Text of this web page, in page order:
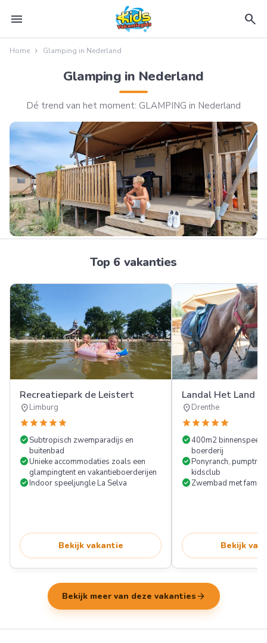
menu search
Home Glamping in Nederland
Glamping in Nederland
Dé trend van het moment: GLAMPING in Nederland
Top 6 vakanties
Recreatiepark de Leistert
location_onLimburg
starstarstarstarstar
check_circleSubtropisch zwemparadijs en
buitenbad
check_circleUnieke accommodaties zoals een
glampingtent en vakantieboerderijen
check_circleIndoor speeljungle La Selva
Bekijk vakantie
Landal Het Land
location_onDrenthe
starstarstarstarstar
check_circle400m2
boerderij
check_circlePonyranch,
kidsclub
check_circleZwembad met
Bekijk
Bekijk meer van deze vakanties arrow_forward